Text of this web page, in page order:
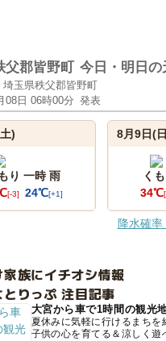
父郡皆野町 今日・明日の
埼玉県秩父郡皆野町
08日 06時00分 発表
)
り 一時 雨
[-3] 24℃[+1]
8月9日(
く
34℃
降水確
族にイチオシ情報
とりっぷ 注目記事
大宮から車で1時間の観光
夏休みに気軽に行けるまちを
子供の心を育てる＆涼しく遊